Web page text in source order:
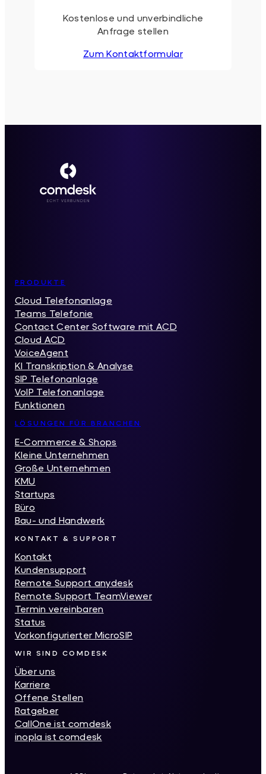
Kostenlose und unverbindliche
Anfrage stellen
Zum Kontaktformular
Inhaltsverzeichnis
PRODUKTE
Cloud Telefonanlage
Teams Telefonie
Contact Center Software mit ACD
Cloud ACD
VoiceAgent
KI Transkription & Analyse
SIP Telefonanlage
VoIP Telefonanlage
Funktionen
LÖSUNGEN FÜR BRANCHEN
E-Commerce & Shops
Kleine Unternehmen
Große Unternehmen
KMU
Startups
Büro
Bau- und Handwerk
KONTAKT & SUPPORT
Kontakt
Kundensupport
Remote Support anydesk
Remote Support TeamViewer
Termin vereinbaren
Status
Vorkonfigurierter MicroSIP
WIR SIND COMDESK
Über uns
Karriere
Offene Stellen
Ratgeber
CallOne ist comdesk
inopla ist comdesk